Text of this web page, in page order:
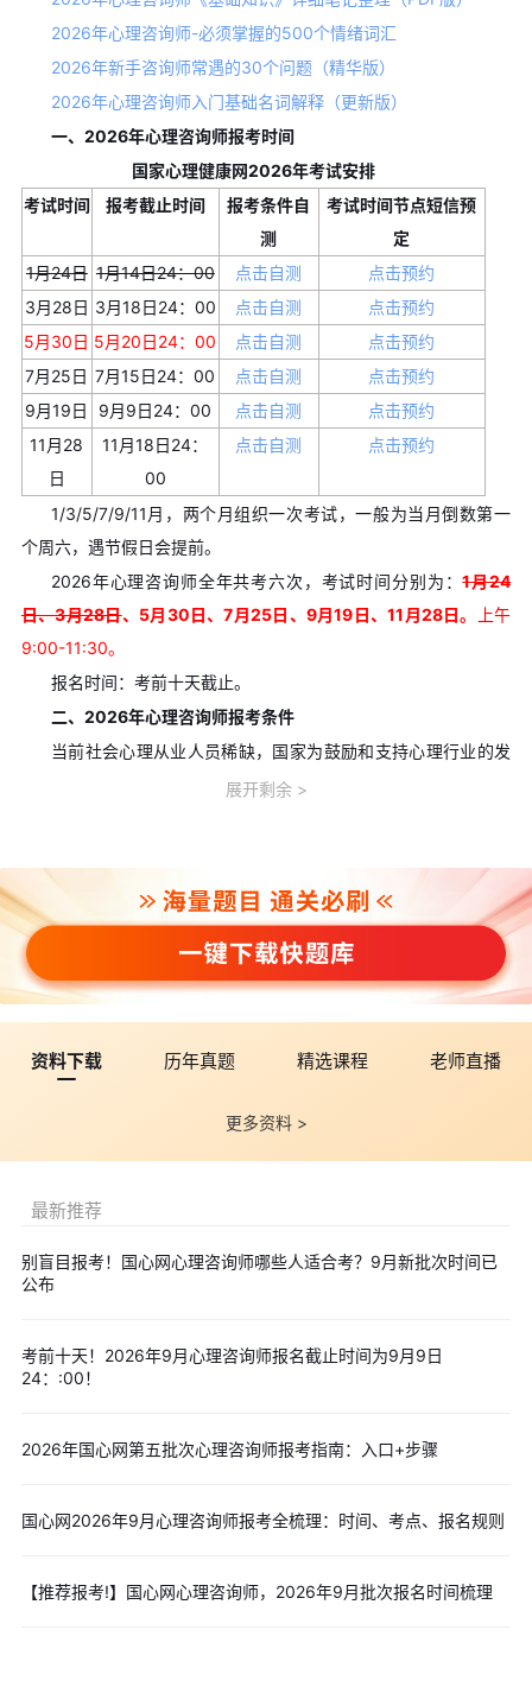
2026年心理咨询师-必须掌握的500个情绪词汇
2026年新手咨询师常遇的30个问题（精华版）
2026年心理咨询师入门基础名词解释（更新版）
一、2026年心理咨询师报考时间
国家心理健康网2026年考试安排
考试时间
报考截止时间
报考条件自
测
考试时间节点短信预
定
1月24日 1月14日24：00 点击自测
点击预约
3月28日 3月18日24：00 点击自测
点击预约
5月30日 5月20日24：00 点击自测
点击预约
7月25日 7月15日24：00 点击自测
点击预约
9月19日
9月9日24：00 点击自测
点击预约
11月28
日
11月18日24：
00
点击自测 点击预约
1/3/5/7/9/11月，两个月组织一次考试，一般为当月倒数第一
个周六，遇节假日会提前。
2026年心理咨询师全年共考六次，考试时间分别为：1月24
日、3月28日、5月30日、7月25日、9月19日、11月28日。
上午
9:00-11:30。
报名时间：考前十天截止。
二、2026年心理咨询师报考条件
当前社会心理从业人员稀缺，国家为鼓励和支持心理行业的发
展，增加就业人员，心理咨询师报考条件相对宽松，不限制专业背
1、具有心理学、教育学、医学等相关专业初级以上职称；
2、具有其他专科以上学历；
3、大学专科或本科大三以上在读。
🔥在线检测>>是否满足2026年心理咨询师报考条件
三、2026年心理咨询师报考流程
1、条件审核：只有符合报考条件才可以报名。
3、缴费开通：和机构签约培训合同，缴纳培训费用，开通学习
考试。
5、参加考试：采用居家线上机考的形式进行。
7、领取证书：考试成绩合格后两个月内下发证书。
查）。
务费、平台技术费等，证书免费发放。
展开剩余
资料下载 历年真题 精选课程 老师直播
更多资料 >
最新推荐
别盲目报考！国心网心理咨询师哪些人适合考？9月新批次时间已
公布
考前十天！2026年9月心理咨询师报名截止时间为9月9日
24：:00！
2026年国心网第五批次心理咨询师报考指南：入口+步骤
国心网2026年9月心理咨询师报考全梳理：时间、考点、报名规则
【推荐报考!】国心网心理咨询师，2026年9月批次报名时间梳理